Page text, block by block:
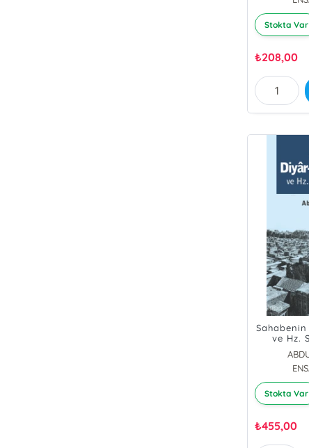
Stokta Var
₺208,00
ve Hz.
Stokta Var
₺455,00